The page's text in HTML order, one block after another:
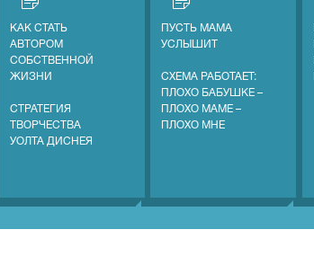
КАК СТАТЬ
АВТОРОМ
СОБСТВЕННОЙ
ЖИЗНИ
СТРАТЕГИЯ
ТВОРЧЕСТВА
УОЛТА ДИСНЕЯ
ПУСТЬ МАМА
УСЛЫШИТ
СХЕМА РАБОТАЕТ:
ПЛОХО БАБУШКЕ –
ПЛОХО МАМЕ –
ПЛОХО МНЕ